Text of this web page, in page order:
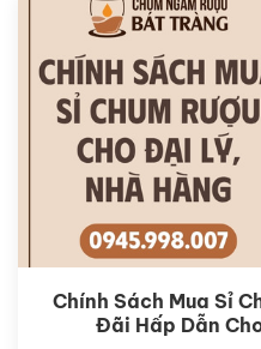
Chính Sách Mua Sỉ
Đãi Hấp Dẫn